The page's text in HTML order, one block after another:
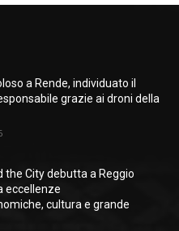
a Rende, individuato il
grazie ai droni della
the City debutta a Reggio
eccellenze
cultura e grande